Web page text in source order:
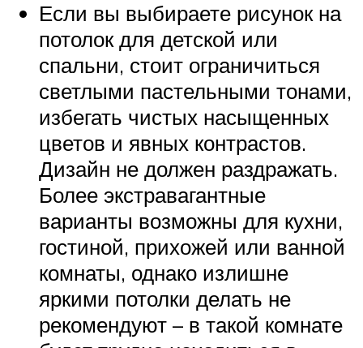
Если вы выбираете рисунок на
потолок для детской или
спальни, стоит ограничиться
светлыми пастельными тонами,
избегать чистых насыщенных
цветов и явных контрастов.
Дизайн не должен раздражать.
Более экстравагантные
варианты возможны для кухни,
гостиной, прихожей или ванной
комнаты, однако излишне
яркими потолки делать не
рекомендуют – в такой комнате